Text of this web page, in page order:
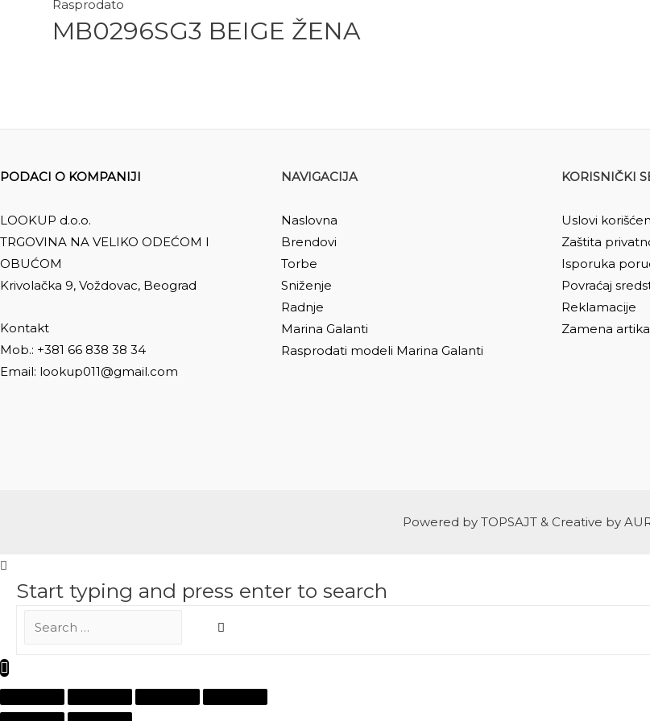
Rasprodato
MB0296SG3 BEIGE ŽENA
PODACI O KOMPANIJI
LOOKUP d.o.o.
TRGOVINA NA VELIKO ODEĆOM I
OBUĆOM
Krivolačka 9, Voždovac, Beograd
Kontakt
Mob.: +381 66 838 38 34
Email: lookup011@gmail.com
NAVIGACIJA
Naslovna
Brendovi
Torbe
Sniženje
Radnje
Marina Galanti
Rasprodati modeli Marina Galanti
KORISNIČKI
Uslovi
Zaštita
Isporuka
Povraćaj
Reklamacije
Zamena
Powered by TOPSAJT& Creative by
Start typing and press enter to search
Search
Scroll
to